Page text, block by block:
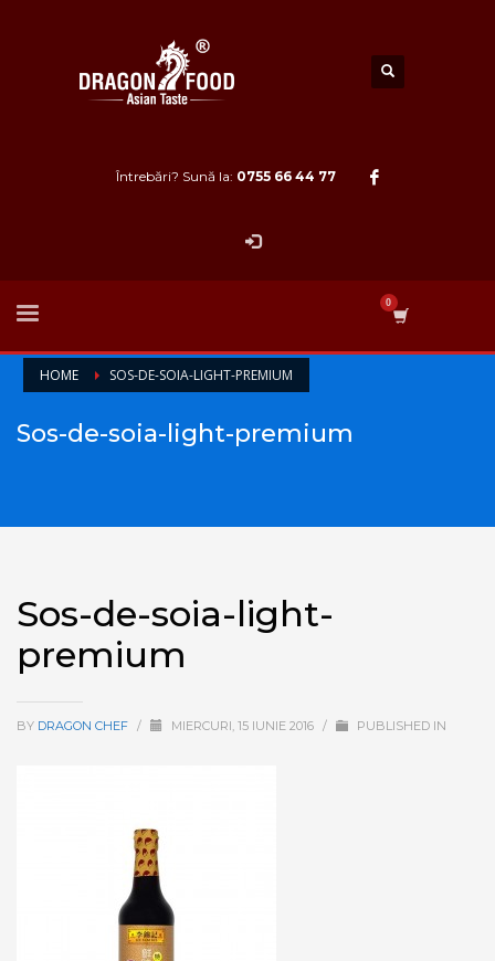
Întrebări? Sună la: 0755 66 44 77
HOME SOS-DE-SOIA-LIGHT-PREMIUM
Sos-de-soia-light-premium
Sos-de-soia-light-
premium
BY DRAGON CHEF / MIERCURI, 15 IUNIE 2016 / PUBLISHED IN